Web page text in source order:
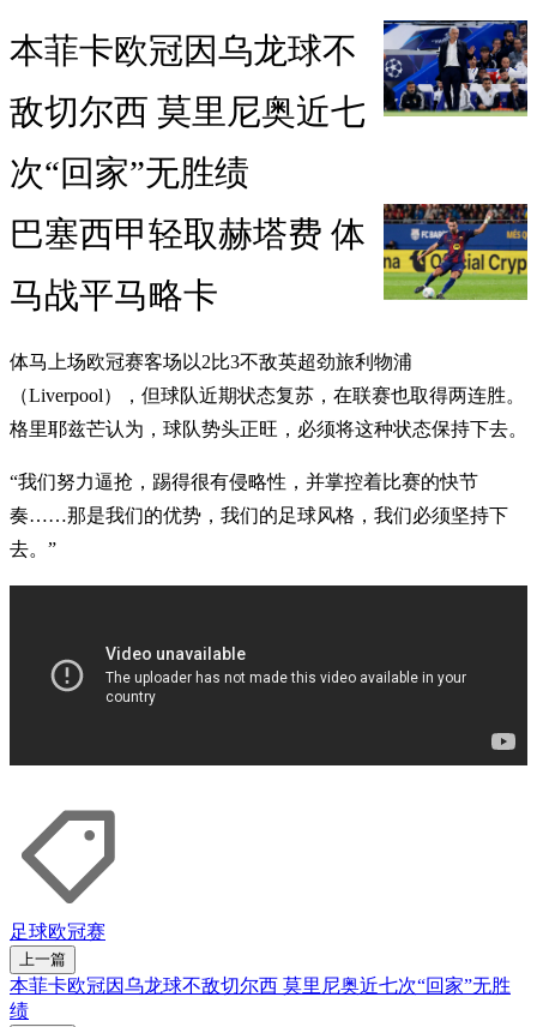
本菲卡欧冠因乌龙球不
敌切尔西 莫里尼奥近七
次“回家”无胜绩
巴塞西甲轻取赫塔费 体
马战平马略卡
体马上场欧冠赛客场以2比3不敌英超劲旅利物浦
（Liverpool），但球队近期状态复苏，在联赛也取得两连胜。
格里耶兹芒认为，球队势头正旺，必须将这种状态保持下去。
“我们努力逼抢，踢得很有侵略性，并掌控着比赛的快节
奏……那是我们的优势，我们的足球风格，我们必须坚持下
去。”
足球欧冠赛
上一篇
本菲卡欧冠因乌龙球不敌切尔西 莫里尼奥近七次“回家”无胜
绩